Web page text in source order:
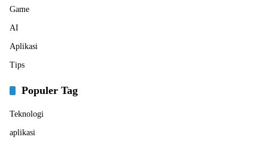
Game
AI
Aplikasi
Tips
Populer Tag
Teknologi
aplikasi